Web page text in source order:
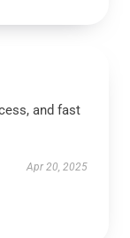
and fast
Apr 20, 2025